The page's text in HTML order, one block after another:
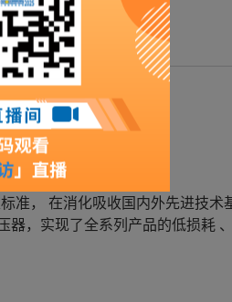
准， 在消化吸收国内外先进技术
器，实现了全系列产品的低损耗